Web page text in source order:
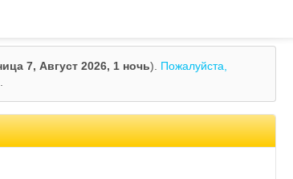
7, Август 2026, 1 ночь). Пожалуйста,